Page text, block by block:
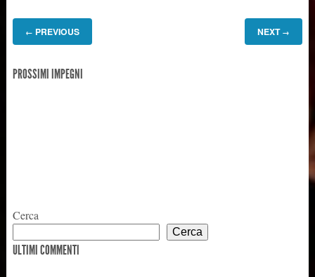
← PREVIOUS NEXT →
PROSSIMI IMPEGNI
Cerca
Cerca
ULTIMI COMMENTI